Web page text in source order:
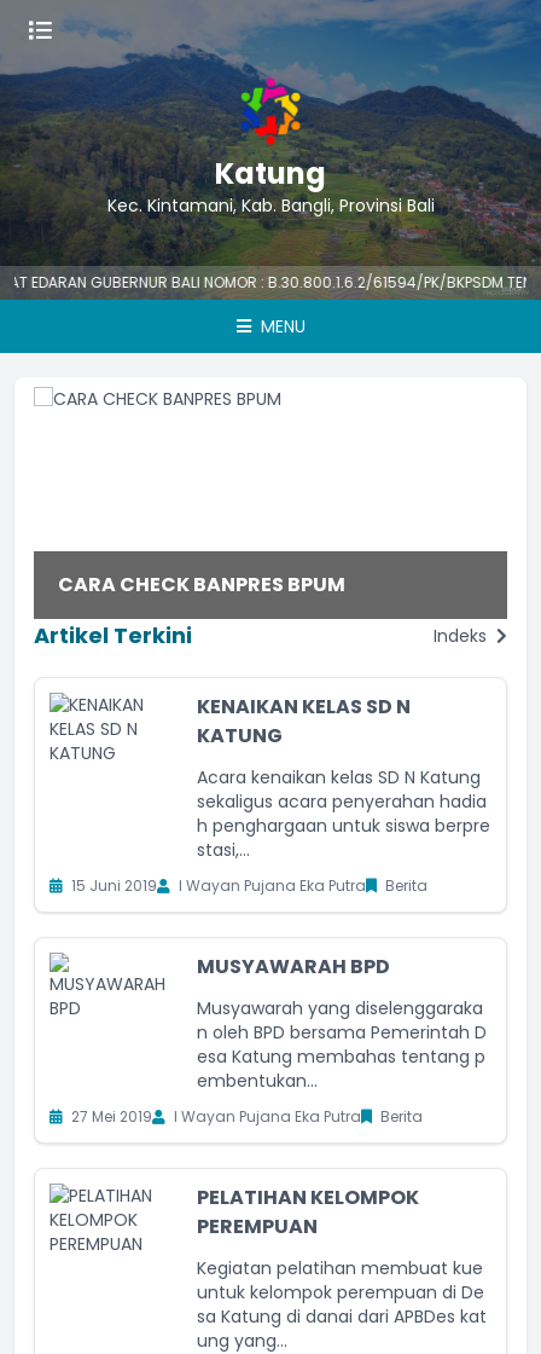
Katung
Kec. Kintamani, Kab. Bangli, Provinsi Bali
GUBERNUR BALI NOMOR : B.30.800.1.6.2/61594/PK/BKPSDM TENTANG
MENU
CARA CHECK BANPRES BPUM
Artikel Terkini Indeks
KENAIKAN KELAS SD N
KATUNG
Acara kenaikan kelas SD N Katung
sekaligus acara penyerahan hadia
h penghargaan untuk siswa berpre
stasi,...
15 Juni 2019 I Wayan Pujana Eka Putra Berita
MUSYAWARAH BPD
Musyawarah yang diselenggaraka
n oleh BPD bersama Pemerintah D
esa Katung membahas tentang p
embentukan...
27 Mei 2019 I Wayan Pujana Eka Putra Berita
PELATIHAN KELOMPOK
PEREMPUAN
Kegiatan pelatihan membuat kue
untuk kelompok perempuan di De
sa Katung di danai dari APBDes kat
ung yang...